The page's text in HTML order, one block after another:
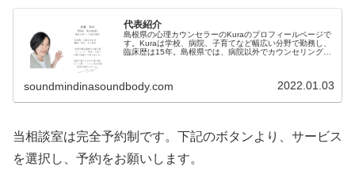
代表紹介
島根県の心理カウンセラーのKuraのプロフィールページで
す。Kuraは学校、病院、子育てなど幅広い分野で勤務し、
臨床歴は15年。島根県では、病院以外でカウンセリングを
soundmindinasoundbody.com 2022.01.03
当相談室は完全予約制です。下記のボタンより、サービス
を選択し、予約をお願いします。